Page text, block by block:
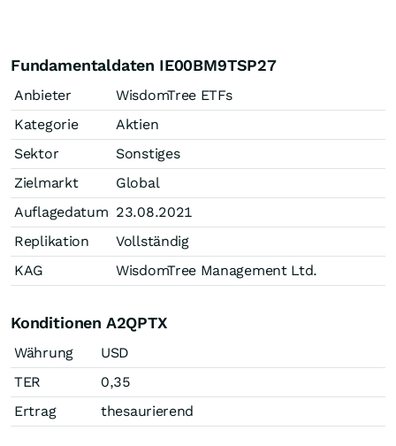
Fundamentaldaten IE00BM9TSP27
Anbieter
WisdomTree ETFs
Kategorie
Aktien
Sektor
Sonstiges
Zielmarkt
Global
Auflagedatum 23.08.2021
Replikation
Vollständig
KAG
WisdomTree Management Ltd.
Konditionen A2QPTX
Währung
USD
TER
0,35
Ertrag
thesaurierend